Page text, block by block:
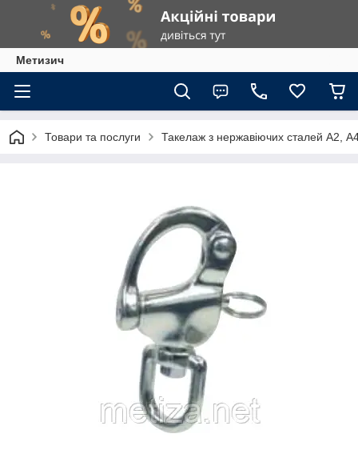
Метизич
Товари та послуги Такелаж з нержавіючих сталей А2,